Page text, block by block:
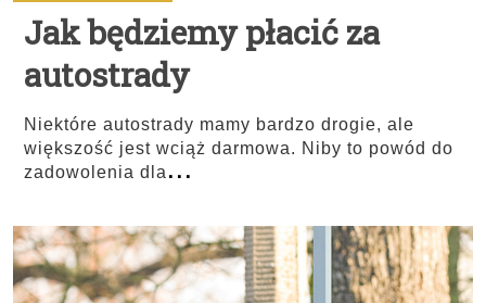
Jak będziemy płacić za
autostrady
Niektóre autostrady mamy bardzo drogie, ale
większość jest wciąż darmowa. Niby to powód do
zadowolenia dla ...